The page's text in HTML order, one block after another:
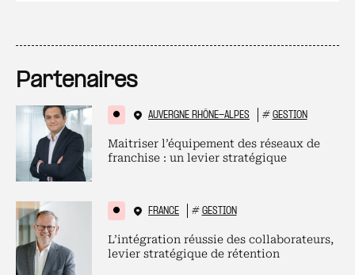
Partenaires
AUVERGNE RHÔNE-ALPES # GESTION
Maitriser l’équipement des réseaux de
franchise : un levier stratégique
FRANCE # GESTION
L’intégration réussie des collaborateurs,
levier stratégique de rétention